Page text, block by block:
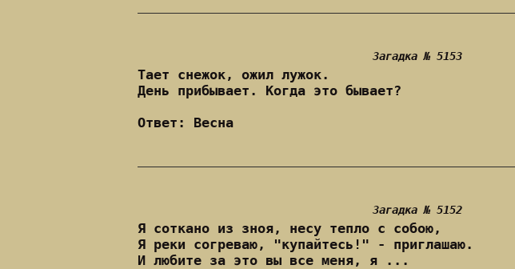
Загадка № 5153
Тает снежок, ожил лужок.
День прибывает. Когда это бывает?
Ответ: Весна
Загадка № 5152
Я соткано из зноя, несу тепло с собою,
Я реки согреваю, "купайтесь!" - приглашаю.
И любите за это вы все меня, я ...